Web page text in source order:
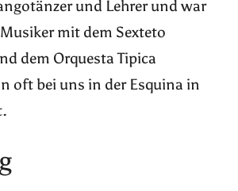
und Lehrer und war
mit dem Sexteto
dem Orquesta Tipica
oft bei uns in der Esquina in